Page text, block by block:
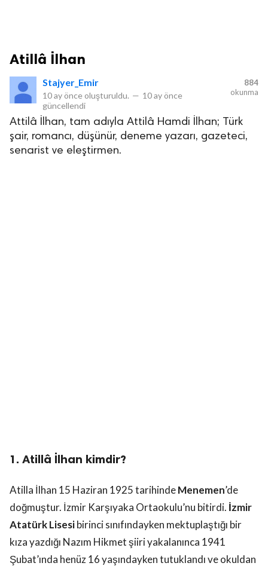
Atillâ İlhan
Stajyer_Emir
10 ay önce oluşturuldu. — 10 ay önce
güncellendi
884
okunma
Attilâ İlhan, tam adıyla Attilâ Hamdi İlhan; Türk
şair, romancı, düşünür, deneme yazarı, gazeteci,
senarist ve eleştirmen.
1. Atillâ İlhan kimdir?
Atilla İlhan 15 Haziran 1925 tarihindeMenemen’de
doğmuştur. İzmir Karşıyaka Ortaokulu’nu bitirdi. İzmir
Atatürk Lisesibirinci sınıfındayken mektuplaştığı bir
kıza yazdığı Nazım Hikmet şiiri yakalanınca 1941
Şubat’ında henüz 16 yaşındayken tutuklandı ve okuldan